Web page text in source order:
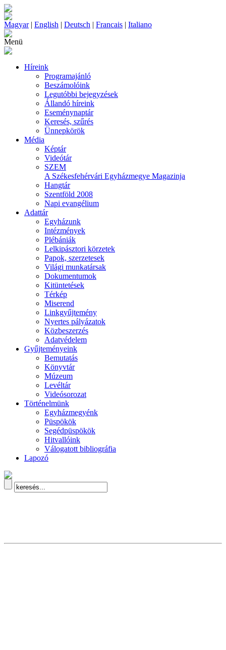
Magyar| English | Deutsch | Francais | Italiano
Menü
Híreink
Programajánló
Beszámolóink
Legutóbbi bejegyzések
Állandó híreink
Eseménynaptár
Keresés, szűrés
Ünnepkörök
Média
Képtár
Videótár
SZEM
A Székesfehérvári Egyházmegye Magazinja
Hangtár
Szentföld 2008
Napi evangélium
Adattár
Egyházunk
Intézmények
Plébániák
Lelkipásztori körzetek
Papok, szerzetesek
Világi munkatársak
Dokumentumok
Kitüntetések
Térkép
Miserend
Linkgyűjtemény
Nyertes pályázatok
Közbeszerzés
Adatvédelem
Gyűjteményeink
Bemutatás
Könyvtár
Múzeum
Levéltár
Videósorozat
Történelmünk
Egyházmegyénk
Püspökök
Segédpüspökök
Hitvallóink
Válogatott bibliográfia
Lapozó